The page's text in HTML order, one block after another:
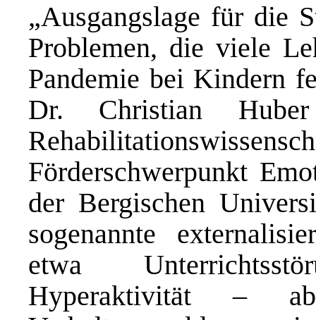
„Ausgangslage für die
Problemen, die viele
Pandemie bei Kindern
Dr. Christian
Förderschwerpunkt
der Bergischen
sogenannte
etwa
Hyperaktivität –